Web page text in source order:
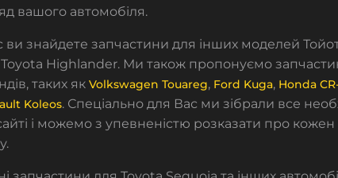
вашого автомобіля.
ви знайдете запчастини для інших моделей
Toyota Highlander. Ми також пропонуємо
таких як Volkswagen Touareg, Ford Kuga, Honda
Koleos. Спеціально для Вас ми зібрали все
і можемо з упевненістю розказати про